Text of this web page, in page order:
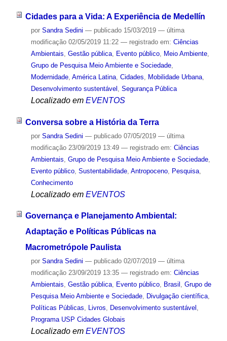
Cidades para a Vida: A Experiência de Medellín
por Sandra Sedini — publicado15/03/2019 — última
modificação02/05/2019 11:22 — registrado em: Ciências
Ambientais, Gestão pública, Evento público, Meio Ambiente,
Grupo de Pesquisa Meio Ambiente e Sociedade,
Modernidade, América Latina, Cidades, Mobilidade Urbana,
Desenvolvimento sustentável , Segurança Pública
Localizado em EVENTOS
Conversa sobre a História da Terra
por Sandra Sedini — publicado07/05/2019 — última
modificação23/09/2019 13:49 — registrado em: Ciências
Ambientais Grupo de Pesquisa Meio Ambiente e Sociedade,
Evento público, Sustentabilidade, Antropoceno, Pesquisa,
Conhecimento
Localizado em EVENTOS
Governança e Planejamento Ambiental:
Adaptação e Políticas Públicas na
Macrometrópole Paulista
por Sandra Sedini — publicado02/07/2019 — última
modificação23/09/2019 13:35 — registrado em: Ciências
Ambientais, Gestão pública, Evento público, Brasil , Grupo de
Pesquisa Meio Ambiente e Sociedade, Divulgação científica,
Políticas Públicas, Livros, Desenvolvimento sustentável ,
Programa USP Cidades Globais
Localizado em EVENTOS